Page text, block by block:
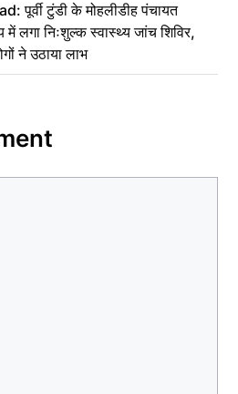
पूर्वी टुंडी के मोहलीडीह पंचायत
में लगा निःशुल्क स्वास्थ्य जांच शिविर,
ने उठाया लाभ